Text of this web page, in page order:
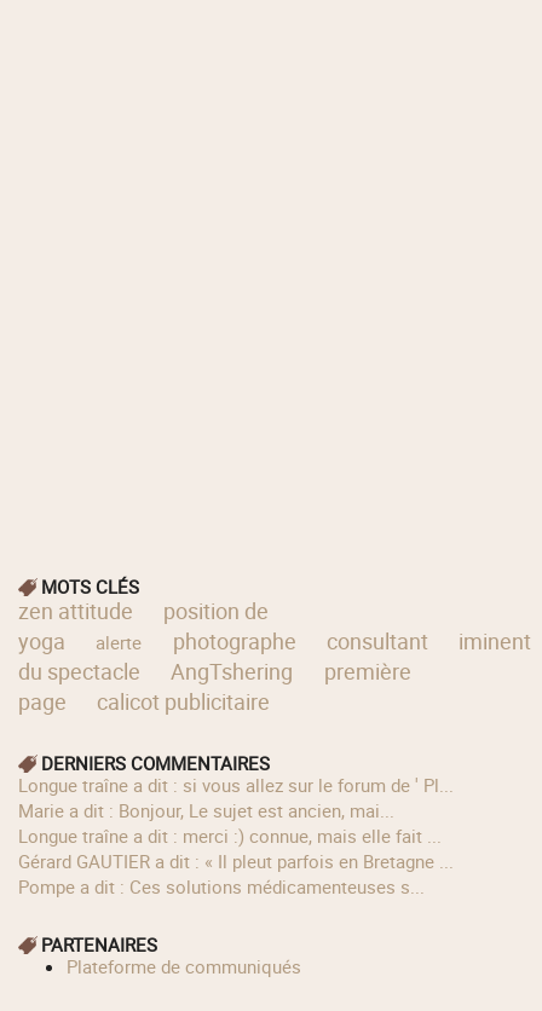
MOTS CLÉS
zen attitude
position de
yoga
alerte photographe consultant
iminent
du spectacle
AngTshering
première
page
calicot publicitaire
DERNIERS COMMENTAIRES
longue traîne a dit : si vous allez sur le forum de ' Pl...
Marie a dit : Bonjour, Le sujet est ancien, mai...
longue traîne a dit : merci :) connue, mais elle fait ...
Gérard GAUTIER a dit : « Il pleut parfois en Bretagne ...
Pompe a dit : Ces solutions médicamenteuses s...
PARTENAIRES
Plateforme de communiqués